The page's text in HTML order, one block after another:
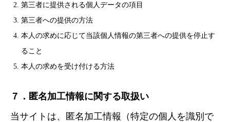
第三者に提供される個人データの項目
第三者への提供の方法
本人の求めに応じて当該個人情報の第三者への提供を停止す
ること
本人の求めを受け付ける方法
７．匿名加工情報に関する取扱い
当サイトは、匿名加工情報（特定の個人を識別で